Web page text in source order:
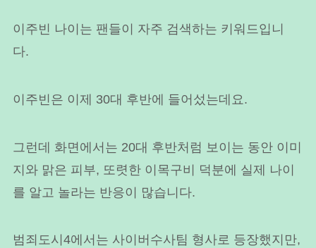
이주빈 나이는 팬들이 자주 검색하는 키워드입니
다.
이주빈은 이제 30대 후반에 들어섰는데요.
그런데 화면에서는 20대 후반처럼 보이는 동안 이미
지와 맑은 피부, 또렷한 이목구비 덕분에 실제 나이
를 알고 놀라는 반응이 많습니다.
범죄도시4에서는 사이버수사팀 형사로 등장했지만,